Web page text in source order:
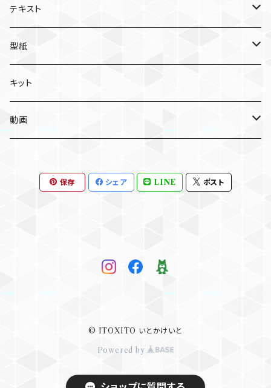
テキスト
個人利用版
個別
セット
ライセンス版
個別
型紙
個人利用版
個別
ライセンス版
キット
動画
ライセンス版
保存 シェア LINE ポスト
© ITOXITO いとかけいと
Powered by